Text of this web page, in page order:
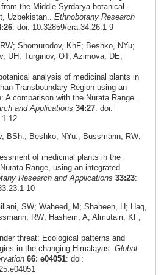
the Middle Syrdarya botanical-
Uzbekistan.. Ethnobotany Research
: doi: 10.32859/era.34.26.1-9
Shomurodov, KhF; Beshko, NYu;
UH; Turginov, OT; Azimova, DE;
analysis of medicinal plants in
Transboundary Region using an
A comparison with the Nurata Range..
and Applications 34:27: doi:
12
BSh.; Beshko, NYu.; Bussmann, RW;
of medicinal plants in the
Range, using an integrated
Research and Applications 33:23:
10
SW; Waheed, M; Shaheen, H; Haq,
RW; Hashem, A; Almutairi, KF;
threat: Ecological patterns and
in the changing Himalayas. Global
66: e04051: doi: